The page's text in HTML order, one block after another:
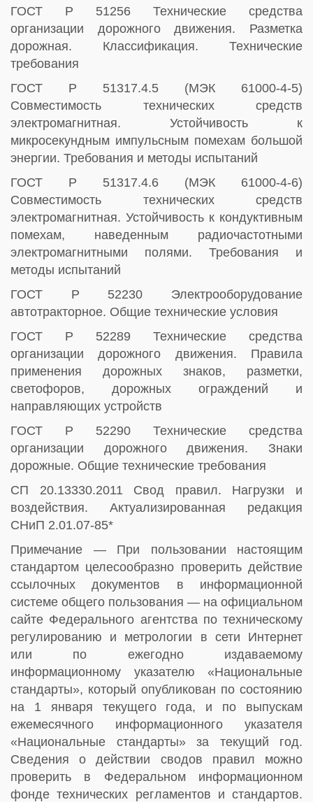
ГОСТ Р 51256 Технические средства
организации дорожного движения. Разметка
дорожная. Классификация. Технические
требования
ГОСТ Р 51317.4.5 (МЭК 61000-4-5)
Совместимость технических средств
электромагнитная. Устойчивость к
микросекундным импульсным помехам большой
энергии. Требования и методы испытаний
ГОСТ Р 51317.4.6 (МЭК 61000-4-6)
Совместимость технических средств
электромагнитная. Устойчивость к кондуктивным
помехам, наведенным радиочастотными
электромагнитными полями. Требования и
методы испытаний
ГОСТ Р 52230 Электрооборудование
автотракторное. Общие технические условия
ГОСТ Р 52289 Технические средства
организации дорожного движения. Правила
применения дорожных знаков, разметки,
светофоров, дорожных ограждений и
направляющих устройств
ГОСТ Р 52290 Технические средства
организации дорожного движения. Знаки
дорожные. Общие технические требования
СП 20.13330.2011 Свод правил. Нагрузки и
воздействия. Актуализированная редакция
СНиП 2.01.07-85*
Примечание — При пользовании настоящим
стандартом целесообразно проверить действие
ссылочных документов в информационной
системе общего пользования — на официальном
сайте Федерального агентства по техническому
регулированию и метрологии в сети Интернет
или по ежегодно издаваемому
информационному указателю «Национальные
стандарты», который опубликован по состоянию
на 1 января текущего года, и по выпускам
ежемесячного информационного указателя
«Национальные стандарты» за текущий год.
Сведения о действии сводов правил можно
проверить в Федеральном информационном
фонде технических регламентов и стандартов.